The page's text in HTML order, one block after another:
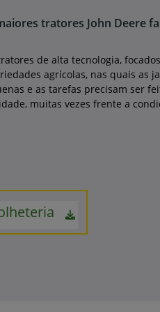
tratores John Deere
de alta tecnologia,
agrícolas, nas quais as
e as tarefas precisam ser
muitas vezes frente a